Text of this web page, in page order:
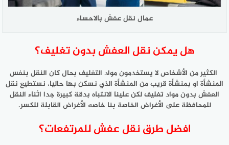
عمال نقل عفش بالاحساء
هل يمكن نقل العفش بدون تغليف؟
الكثير من الأشخاص لا يستخدمون مواد التغليف بحال كان النقل بنفس
المنشأة او بمنشأة قريب من المنشأة الذي نسكن بها حاليا، نستطيع نقل
العفش بدون مواد تغليف لكن علينا الانتباه بدقة كبيرة جدا اثناء النقل
للمحافظة على الأغراض الخاصة بنا خاصه الأغراض القابلة للكسر.
افضل طرق نقل عفش للمرتفعات؟